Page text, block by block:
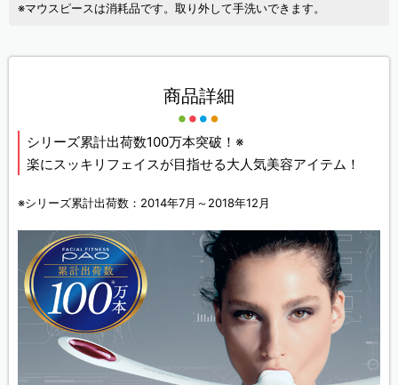
※マウスピースは消耗品です。取り外して手洗いできます。
商品詳細
シリーズ累計出荷数100万本突破！※
楽にスッキリフェイスが目指せる大人気美容アイテム！
※シリーズ累計出荷数：2014年7月～2018年12月